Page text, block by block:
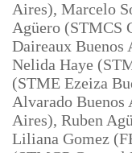
Aires), Marcelo
Agüero (STMCS
Daireaux Buenos
Nelida Haye
(STME Ezeiza
Alvarado
Aires), Ruben
Liliana Gomez